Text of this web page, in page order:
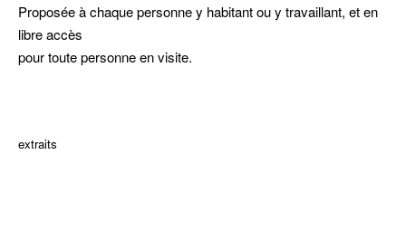
Proposée à chaque personne y habitant ou y travaillant, et en
libre accès
pour toute personne en visite.
extraits